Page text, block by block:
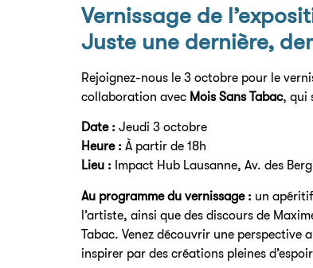
Vernissage de
Juste une dernière,
Rejoignez-nous le 3 octobre pour le
collaboration avec Mois Sans Tabac, qui
Date : Jeudi 3 octobre
Heure : À partir de 18h
Lieu : Impact Hub Lausanne, Av. des
Au programme du vernissage : un
l’artiste, ainsi que des discours de
Tabac. Venez découvrir une perspective
inspirer par des créations pleines